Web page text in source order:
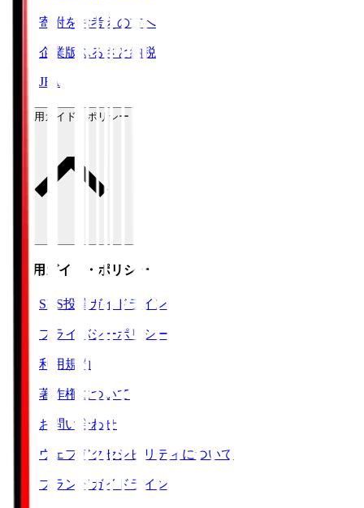
寄附をお考えの方へ
企業版ふるさと納税
JFA
ご利用ガイド・ポリシー
ご利用ガイド・ポリシー
SNS投稿ガイドライン
プライバシーポリシー
利用規約
著作権について
お問い合わせ
ウェブアクセシビリティについて
ブランドガイドライン